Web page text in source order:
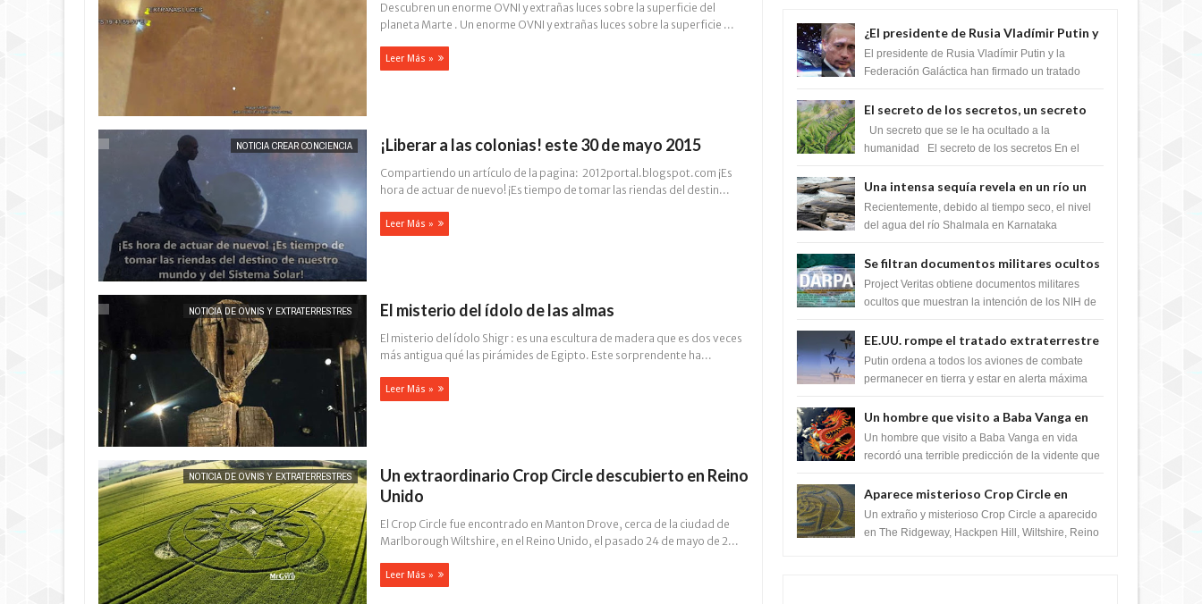
Descubren un enorme OVNI y extrañas luces sobre la superficie del
planeta Marte . Un enorme OVNI y extrañas luces sobre la superficie ...
Leer Más »
NOTICIA CREAR CONCIENCIA 11 YEARS AGO
¡Liberar a las colonias! este 30 de mayo 2015
Compartiendo un artículo de la pagina: 2012portal.blogspot.com ¡Es
hora de actuar de nuevo! ¡Es tiempo de tomar las riendas del destin...
Leer Más »
NOTICIA DE OVNIS Y EXTRATERRESTRES El misterio del ídolo de las almas
El misterio del ídolo Shigr : es una escultura de madera que es dos veces
más antigua qué las pirámides de Egipto. Este sorprendente ha...
Leer Más »
NOTICIA DE OVNIS Y EXTRATERRESTRES
Un extraordinario Crop Circle descubierto en Reino
Unido
El Crop Circle fue encontrado en Manton Drove, cerca de la ciudad de
Marlborough Wiltshire, en el Reino Unido, el pasado 24 de mayo de 2...
Leer Más »
¿El presidente de Rusia Vladímir Putin y
la Federación Galactica han firmado un
tratado para acabar con los Sionistas?
El presidente de Rusia Vladímir Putin y la
Federación Galáctica han firmado un tratado
Si...
El secreto de los secretos, un secreto
que cambiaría por completo el destino
de la humanidad
Un secreto que se le ha ocultado a la
humanidad El secreto de los secretos En el
m...
Una intensa sequía revela en un río un
impresionante hallazgo de miles de
Shiva Lingas
Recientemente, debido al tiempo seco, el nivel
del agua del río Shalmala en Karnataka
Shiv...
Se filtran documentos militares ocultos
que muestran la intención de los NIH de
crear el SARS-CoV-2, utilizando la
Project Veritas obtiene documentos militares
ocultos que muestran la intención de los NIH de
EE.UU. rompe el tratado extraterrestre
y se prepara para destruir el misterioso
satélite "Caballero Negro"
Putin ordena a todos los aviones de combate
permanecer en tierra y estar en alerta máxima
el ...
Un hombre que visito a Baba Vanga en
vida recordó la terrible predicción de la
vidente para febrero de 2022.
Un hombre que visito a Baba Vanga en vida
recordó una terrible predicción de la vidente que
pron...
Aparece misterioso Crop Circle en
Reino Unido 23 de junio 2016
Un extraño y misterioso Crop Circle a aparecido
en The Ridgeway, Hackpen Hill, Wiltshire, Reino